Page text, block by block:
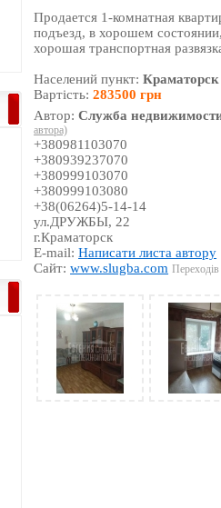
Продается 1-комнатная
подъезд, в хорошем
хорошая транспортная
Населений пункт:Краматорск
Вартість:283500 грн
Автор:Служба
автора)
+380981103070
+380939237070
+380999103070
+380999103080
+38(06264)5-14-14
ул.ДРУЖБЫ, 22
г.Краматорск
E-mail:Написати листа автору
Сайт:www.slugba.com